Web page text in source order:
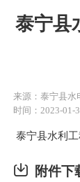
泰宁县
来源：泰宁县水
时间：2023-01-
泰宁县水利
附件下